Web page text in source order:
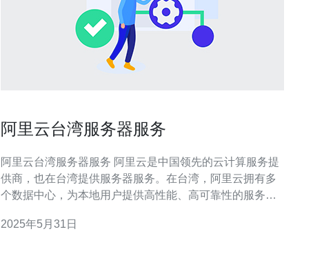
阿里云台湾服务器服务
阿里云台湾服务器服务 阿里云是中国领先的云计算服务提
供商，也在台湾提供服务器服务。在台湾，阿里云拥有多
个数据中心，为本地用户提供高性能、高可靠性的服务器
里云的服务器采用先进的硬件设备，保证服务器的
2025年5月31日